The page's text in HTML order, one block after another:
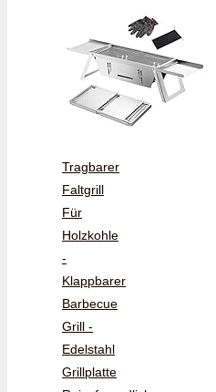
Tragbarer
Faltgrill
Für
Holzkohle
-
Klappbarer
Barbecue
Grill -
Edelstahl
Grillplatte